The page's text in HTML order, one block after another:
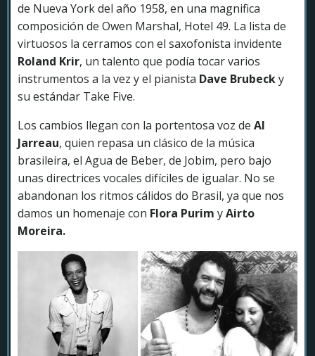
de Nueva York del año 1958, en una magnifica
composición de Owen Marshal, Hotel 49. La lista de
virtuosos la cerramos con el saxofonista invidente
Roland Krir, un talento que podía tocar varios
instrumentos a la vez y el pianista Dave Brubecky
su estándar Take Five.
Los cambios llegan con la portentosa voz de Al
Jarreau, quien repasa un clásico de la música
brasileira, el Agua de Beber, de Jobim, pero bajo
unas directrices vocales difíciles de igualar. No se
abandonan los ritmos cálidos do Brasil, ya que nos
damos un homenaje con Flora Purim yAirto
Moreira.